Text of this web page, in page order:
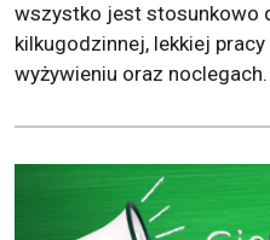
wszystko jest stosunkowo
kilkugodzinnej, lekkiej
wyżywieniu oraz noclegach.